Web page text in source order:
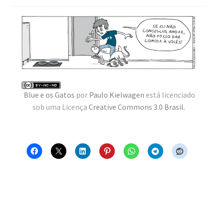
CONTATO
MINHA CONTA
Blue e os Gatos por Paulo Kielwagen está licenciado
sob uma Licença Creative Commons 3.0 Brasil.